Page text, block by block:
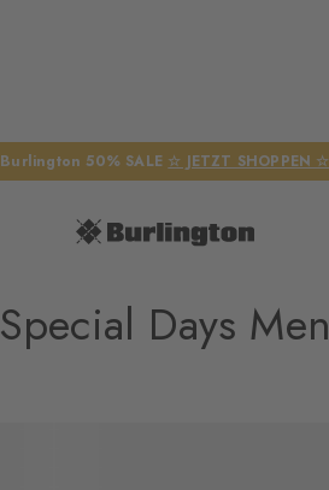
Burlington 50% SALE ☆ JETZT SHOPPEN ☆
Special Days Men